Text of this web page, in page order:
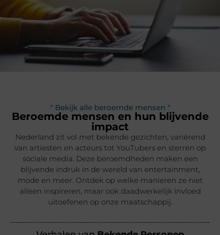
" Bekijk alle beroemde mensen "
Beroemde mensen en hun blijvende
impact
Nederland zit vol met bekende gezichten, variërend
van artiesten en acteurs tot YouTubers en sterren op
sociale media. Deze beroemdheden maken een
blijvende indruk in de wereld van entertainment,
mode en meer. Ontdek op welke manieren ze niet
alleen inspireren, maar ook daadwerkelijk invloed
uitoefenen op onze maatschappij.